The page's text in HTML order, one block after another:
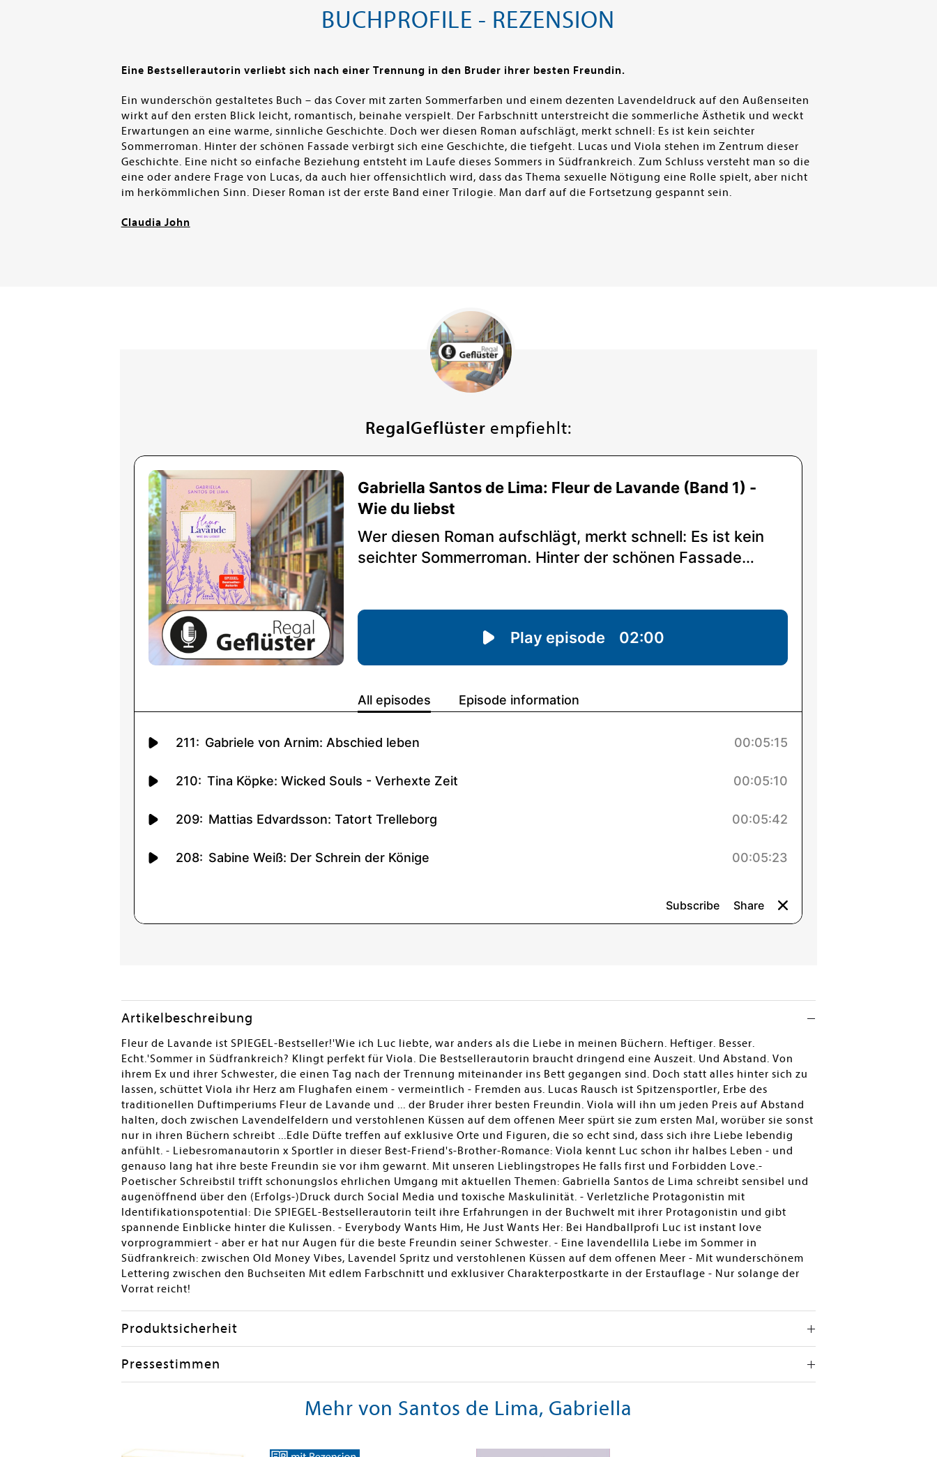
BUCHPROFILE - REZENSION
Eine Bestsellerautorin verliebt sich nach einer Trennung in den Bruder ihrer besten Freundin.
Ein wunderschön gestaltetes Buch – das Cover mit zarten Sommerfarben und einem dezenten Lavendeldruck auf den Außenseiten
wirkt auf den ersten Blick leicht, romantisch, beinahe verspielt. Der Farbschnitt unterstreicht die sommerliche Ästhetik und weckt
Erwartungen an eine warme, sinnliche Geschichte. Doch wer diesen Roman aufschlägt, merkt schnell: Es ist kein seichter
Sommerroman. Hinter der schönen Fassade verbirgt sich eine Geschichte, die tiefgeht. Lucas und Viola stehen im Zentrum dieser
Geschichte. Eine nicht so einfache Beziehung entsteht im Laufe dieses Sommers in Südfrankreich. Zum Schluss versteht man so die
eine oder andere Frage von Lucas, da auch hier offensichtlich wird, dass das Thema sexuelle Nötigung eine Rolle spielt, aber nicht
im herkömmlichen Sinn. Dieser Roman ist der erste Band einer Trilogie. Man darf auf die Fortsetzung gespannt sein.
Claudia John
RegalGeflüster empfiehlt:
Artikelbeschreibung
Fleur de Lavande ist SPIEGEL-Bestseller!'Wie ich Luc liebte, war anders als die Liebe in meinen Büchern. Heftiger. Besser.
Echt.'Sommer in Südfrankreich? Klingt perfekt für Viola. Die Bestsellerautorin braucht dringend eine Auszeit. Und Abstand. Von
ihrem Ex und ihrer Schwester, die einen Tag nach der Trennung miteinander ins Bett gegangen sind. Doch statt alles hinter sich zu
lassen, schüttet Viola ihr Herz am Flughafen einem - vermeintlich - Fremden aus. Lucas Rausch ist Spitzensportler, Erbe des
traditionellen Duftimperiums Fleur de Lavande und ... der Bruder ihrer besten Freundin. Viola will ihn um jeden Preis auf Abstand
halten, doch zwischen Lavendelfeldern und verstohlenen Küssen auf dem offenen Meer spürt sie zum ersten Mal, worüber sie sonst
nur in ihren Büchern schreibt ...Edle Düfte treffen auf exklusive Orte und Figuren, die so echt sind, dass sich ihre Liebe lebendig
anfühlt. - Liebesromanautorin x Sportler in dieser Best-Friend's-Brother-Romance: Viola kennt Luc schon ihr halbes Leben - und
genauso lang hat ihre beste Freundin sie vor ihm gewarnt. Mit unseren Lieblingstropes He falls first und Forbidden Love.-
Poetischer Schreibstil trifft schonungslos ehrlichen Umgang mit aktuellen Themen: Gabriella Santos de Lima schreibt sensibel und
augenöffnend über den (Erfolgs-)Druck durch Social Media und toxische Maskulinität. - Verletzliche Protagonistin mit
Identifikationspotential: Die SPIEGEL-Bestsellerautorin teilt ihre Erfahrungen in der Buchwelt mit ihrer Protagonistin und gibt
spannende Einblicke hinter die Kulissen. - Everybody Wants Him, He Just Wants Her: Bei Handballprofi Luc ist instant love
vorprogrammiert - aber er hat nur Augen für die beste Freundin seiner Schwester. - Eine lavendellila Liebe im Sommer in
Südfrankreich: zwischen Old Money Vibes, Lavendel Spritz und verstohlenen Küssen auf dem offenen Meer - Mit wunderschönem
Lettering zwischen den Buchseiten Mit edlem Farbschnitt und exklusiver Charakterpostkarte in der Erstauflage - Nur solange der
Vorrat reicht!
Produktsicherheit
Pressestimmen
Mehr von Santos de Lima, Gabriella